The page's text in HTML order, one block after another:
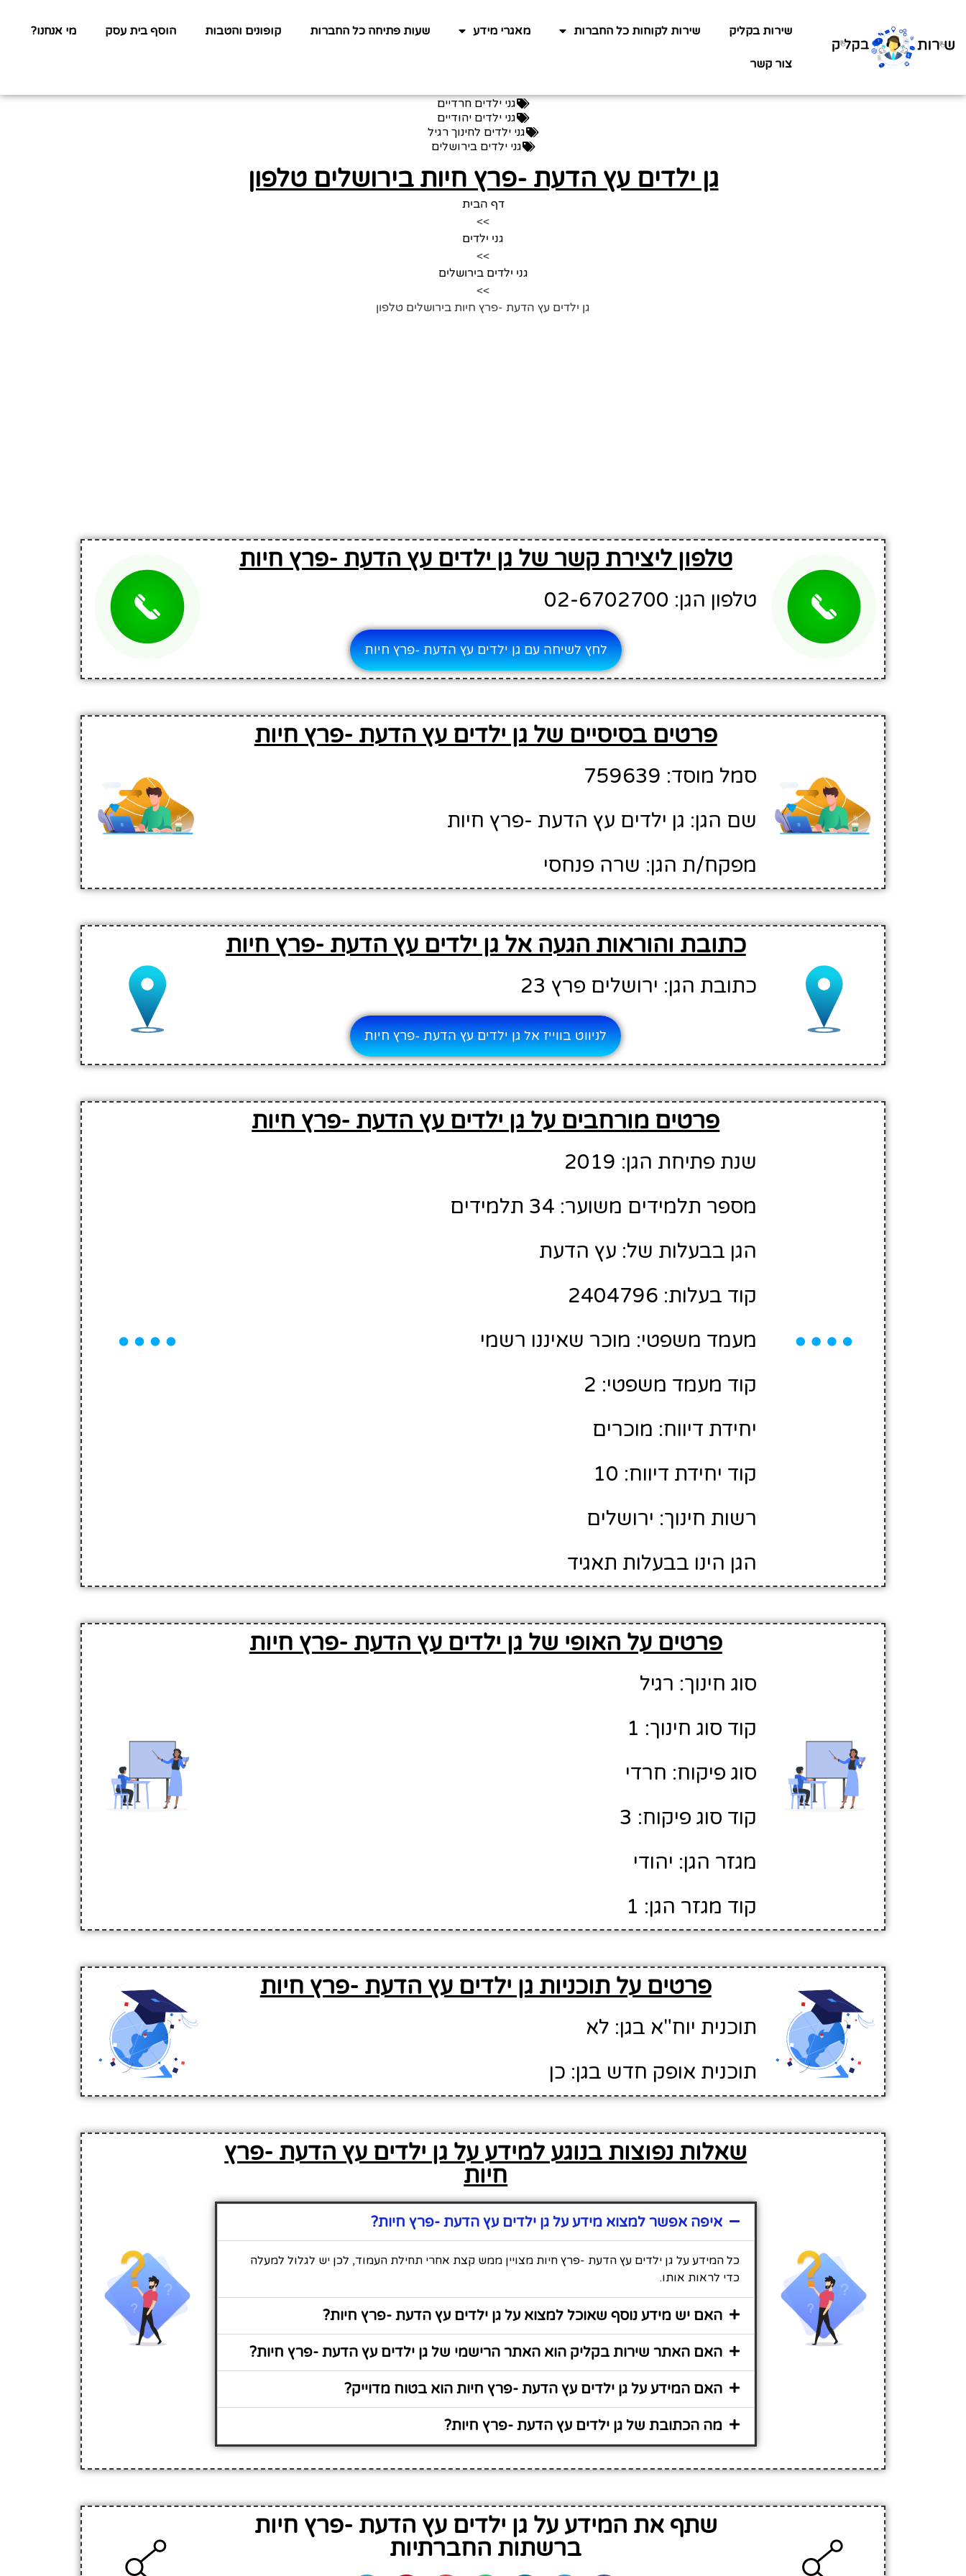
שירות בקליק שירות לקוחות כל החברות מאגרי מידע שעות פתיחה כל החברות קופונים והטבות הוסף בית עסק מי אנחנו?
צור קשר
גני ילדים חרדיים
גני ילדים יהודיים
גני ילדים לחינוך רגיל
גני ילדים בירושלים
גן ילדים עץ הדעת -פרץ חיות בירושלים טלפון
דף הבית
>>
גני ילדים
>>
גני ילדים בירושלים
>>
גן ילדים עץ הדעת -פרץ חיות בירושלים טלפון
טלפון ליצירת קשר של גן ילדים עץ הדעת -פרץ חיות
טלפון הגן: 02-6702700
לחץ לשיחה עם גן ילדים עץ הדעת -פרץ חיות
פרטים בסיסיים של גן ילדים עץ הדעת -פרץ חיות
סמל מוסד: 759639
שם הגן: גן ילדים עץ הדעת -פרץ חיות
מפקח/ת הגן: שרה פנחסי
כתובת והוראות הגעה אל גן ילדים עץ הדעת -פרץ חיות
כתובת הגן: ירושלים פרץ 23
לניווט בווייז אל גן ילדים עץ הדעת -פרץ חיות
פרטים מורחבים על גן ילדים עץ הדעת -פרץ חיות
שנת פתיחת הגן: 2019
מספר תלמידים משוער: 34 תלמידים
הגן בבעלות של: עץ הדעת
קוד בעלות: 2404796
מעמד משפטי: מוכר שאיננו רשמי
קוד מעמד משפטי: 2
יחידת דיווח: מוכרים
קוד יחידת דיווח: 10
רשות חינוך: ירושלים
הגן הינו בבעלות תאגיד
פרטים על האופי של גן ילדים עץ הדעת -פרץ חיות
סוג חינוך: רגיל
קוד סוג חינוך: 1
סוג פיקוח: חרדי
קוד סוג פיקוח: 3
מגזר הגן: יהודי
קוד מגזר הגן: 1
פרטים על תוכניות גן ילדים עץ הדעת -פרץ חיות
תוכנית יוח"א בגן: לא
תוכנית אופק חדש בגן: כן
שאלות נפוצות בנוגע למידע על גן ילדים עץ הדעת -פרץ
חיות
איפה אפשר למצוא מידע על גן ילדים עץ הדעת -פרץ חיות?
כל המידע על גן ילדים עץ הדעת -פרץ חיות מצויין ממש קצת אחרי תחילת העמוד, לכן יש לגלול למעלה
כדי לראות אותו.
האם יש מידע נוסף שאוכל למצוא על גן ילדים עץ הדעת -פרץ חיות?
האם האתר שירות בקליק הוא האתר הרישמי של גן ילדים עץ הדעת -פרץ חיות?
האם המידע על גן ילדים עץ הדעת -פרץ חיות הוא בטוח מדוייק?
מה הכתובת של גן ילדים עץ הדעת -פרץ חיות?
שתף את המידע על גן ילדים עץ הדעת -פרץ חיות
ברשתות החברתיות